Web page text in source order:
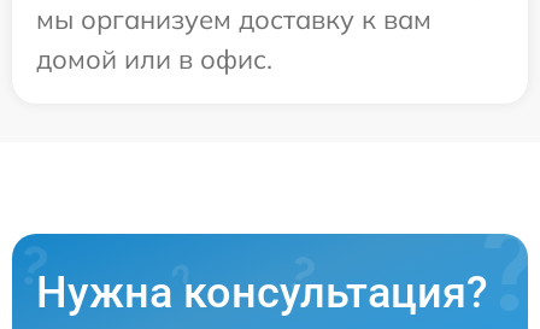
мы организуем доставку к вам
домой или в офис.
Нужна консультация?